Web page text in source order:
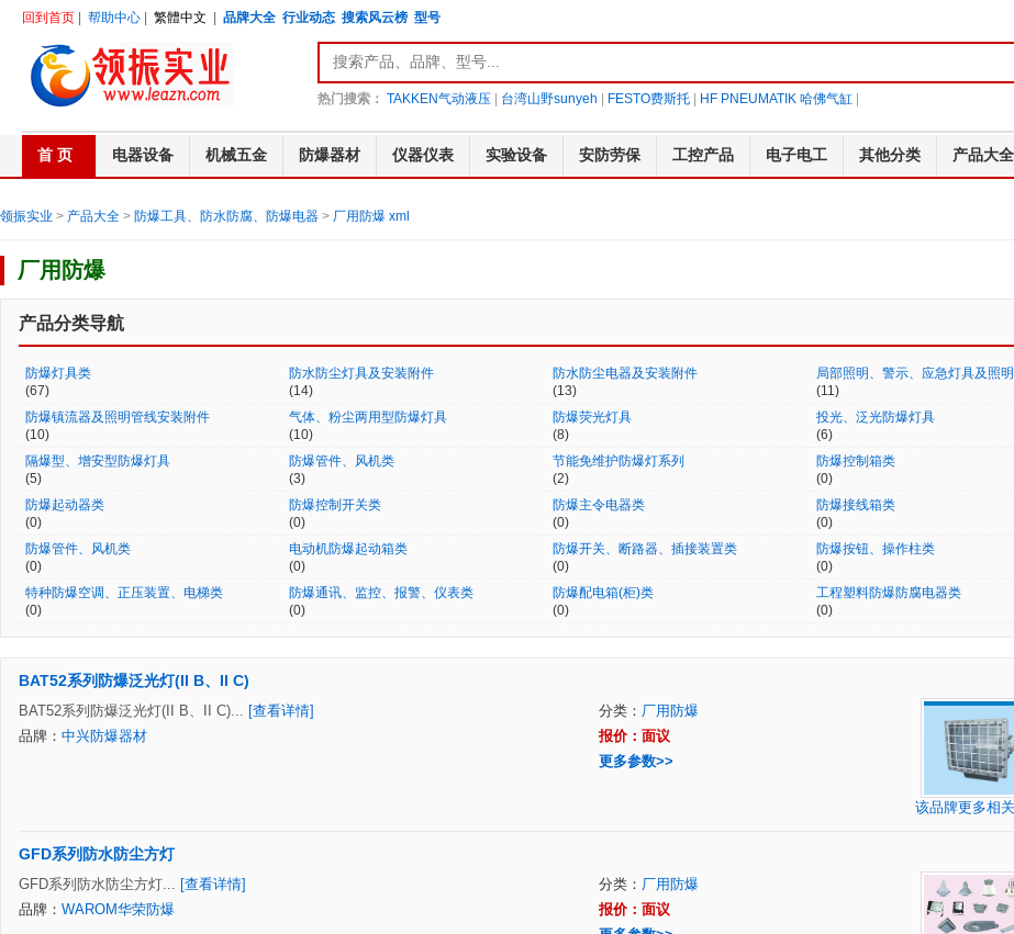
回到首页 帮助中心 繁體中文 品牌大全 行业动态 搜索风云榜 型号
热门搜索： TAKKEN气动液压| 台湾山野sunyeh FESTO费斯托| HF PNEUMATIK 哈佛气缸|
首 页 电器设备 机械五金 防爆器材 仪器仪表 实验设备 安防劳保 工控产品 电子电工 其他分类 产品大全
领振实业 > 产品大全 > 防爆工具、防水防腐、防爆电器 > 厂用防爆 xml
厂用防爆
产品分类导航
防爆灯具类
(67)
防水防尘灯具及安装附件
(14)
防水防尘电器及安装附件
(13)
局部照明、警示、应急灯具及照
(11)
防爆镇流器及照明管线安装附件
(10)
气体、粉尘两用型防爆灯具
(10)
防爆荧光灯具
(8)
投光、泛光防爆灯具
(6)
隔爆型、增安型防爆灯具
(5)
防爆管件、风机类
(3)
节能免维护防爆灯系列
(2)
防爆控制箱类
(0)
防爆起动器类
(0)
防爆控制开关类
(0)
防爆主令电器类
(0)
防爆接线箱类
(0)
防爆管件、风机类
(0)
电动机防爆起动箱类
(0)
防爆开关、断路器、插接装置类
(0)
防爆按钮、操作柱类
(0)
特种防爆空调、正压装置、电梯类
(0)
防爆通讯、监控、报警、仪表类
(0)
防爆配电箱(柜)类
(0)
工程塑料防爆防腐电器类
(0)
BAT52系列防爆泛光灯(II B、II C)
BAT52系列防爆泛光灯(II B、II C)... [查看详情]
品牌： 中兴防爆器材
分类： 厂用防爆
报价：面议
更多参数>>
该品牌更多相
GFD系列防水防尘方灯
GFD系列防水防尘方灯...
[查看详情]
品牌： WAROM华荣防爆
分类： 厂用防爆
报价：面议